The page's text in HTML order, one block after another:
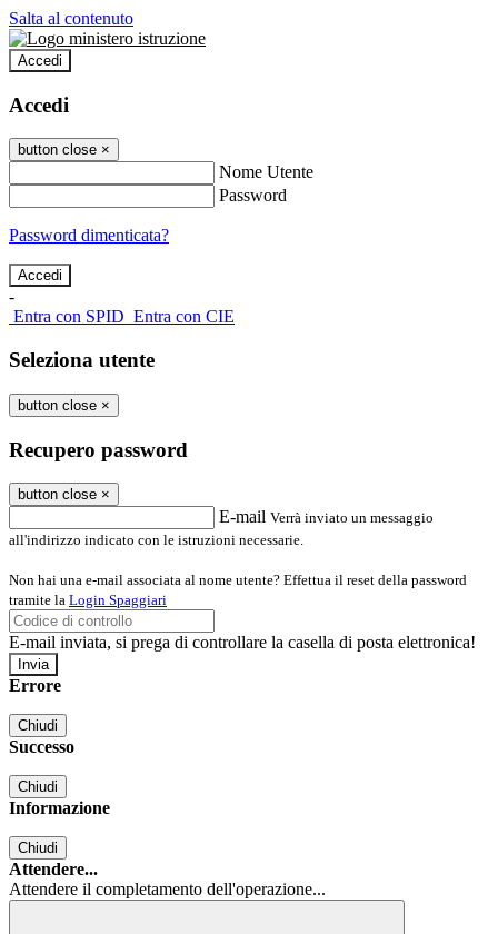
Salta al contenuto
Accedi
Accedi
button close ×
Nome Utente
Password
Password dimenticata?
-
Entra con SPID Entra con CIE
Seleziona utente
button close ×
Recupero password
button close ×
E-mail Verrà inviato un messaggio
all'indirizzo indicato con le istruzioni necessarie.
Non hai una e-mail associata al nome utente? Effettua il reset della password
tramite la Login Spaggiari
E-mail inviata, si prega di controllare la casella di posta elettronica!
Errore
Chiudi
Successo
Chiudi
Informazione
Chiudi
Attendere...
Attendere il completamento dell'operazione...